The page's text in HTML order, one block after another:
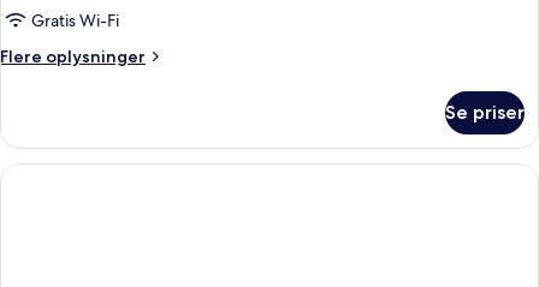
Gratis Wi-Fi
Flere oplysninger
Flere
Se priser